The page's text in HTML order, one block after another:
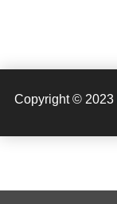
Copyright © 2023